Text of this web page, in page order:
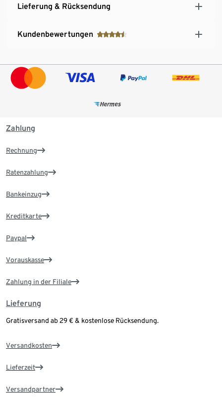
Lieferung & Rücksendung
Kundenbewertungen
Zahlung
Rechnung
Ratenzahlung
Bankeinzug
Kreditkarte
Paypal
Vorauskasse
Zahlung in der Filiale
Lieferung
Gratisversand ab 29 € & kostenlose Rücksendung.
Versandkosten
Lieferzeit
Versandpartner